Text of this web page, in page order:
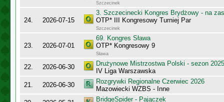
Szczecinek
24. 2026-07-15
3. Szczecinecki Kongres Brydżowy - na
OTP* III Kongresowy Turniej Par
Szczecinek
23. 2026-07-01
69. Kongres Sława
OTP* Kongresowy 9
Sława
22. 2026-06-30
Drużynowe Mistrzostwa Polski - sezon
IV Liga Warszawska
21.
2026-06-30
Rozgrywki Regionalne Czerwiec 2026
Mazowiecki WZBS - Inne
BridgeSpider - Pajączek